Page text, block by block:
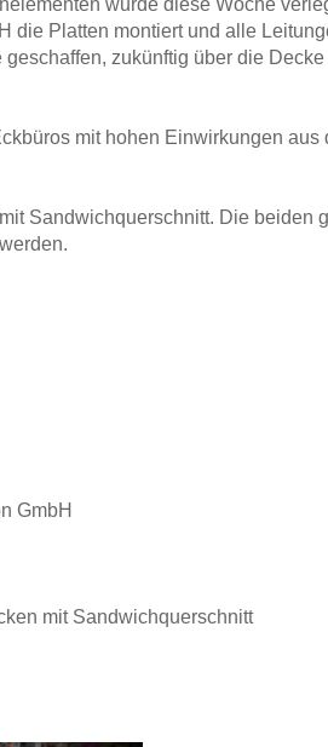
wurde diese Woche
die Platten montiert und alle
zukünftig über die
mit hohen Einwirkungen aus
Sandwichquerschnitt. Die beiden
GmbH
mit Sandwichquerschnitt